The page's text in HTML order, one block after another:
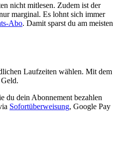
nicht mitlesen. Zudem ist der
marginal. Es lohnt sich immer
Abo. Damit sparst du am meisten
Laufzeiten wählen. Mit dem
du dein Abonnement bezahlen
Sofortüberweisung, Google Pay